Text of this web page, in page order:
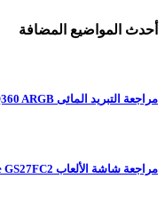
أحدث المواضيع المضافة
مراجعة التبريد المائى XASTRA Equ LQ360 ARGB
مراجعة شاشة الألعاب Gigabyte GS27FC2 الرائعة